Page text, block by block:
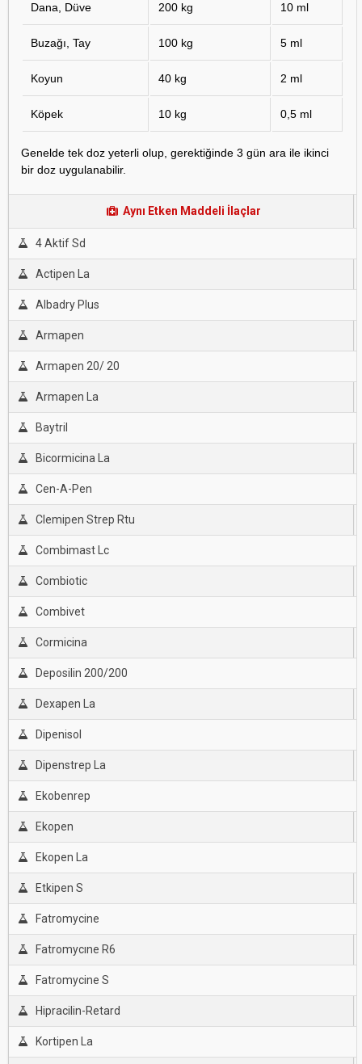
Dana, Düve 200 kg 10 ml
Buzağı, Tay 100 kg 5 ml
Koyun 40 kg 2 ml
Köpek 10 kg 0,5 ml
Genelde tek doz yeterli olup, gerektiğinde 3 gün ara ile ikinci
bir doz uygulanabilir.
Aynı Etken Maddeli İlaçlar
4 Aktif Sd
Actipen La
Albadry Plus
Armapen
Armapen 20/ 20
Armapen La
Baytril
Bicormicina La
Cen-A-Pen
Clemipen Strep Rtu
Combimast Lc
Combiotic
Combivet
Cormicina
Deposilin 200/200
Dexapen La
Dipenisol
Dipenstrep La
Ekobenrep
Ekopen
Ekopen La
Etkipen S
Fatromycine
Fatromycıne R6
Fatromycine S
Hipracilin-Retard
Kortipen La